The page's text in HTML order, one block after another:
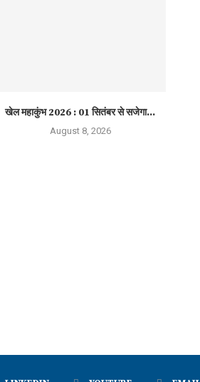
खेल महाकुंभ 2026 : 01 सितंबर से सजेगा...
August 8, 2026